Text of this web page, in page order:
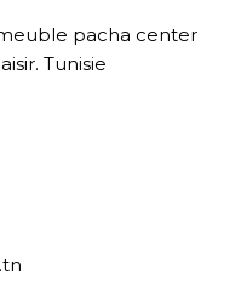
pacha center
Tunisie